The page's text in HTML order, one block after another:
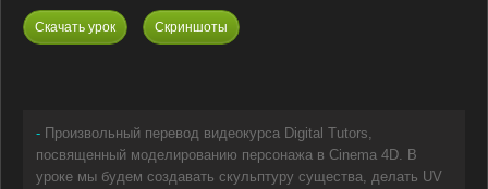
Скачать урок Скриншоты
- Произвольный перевод видеокурса Digital Tutors,
посвященный моделированию персонажа в Cinema 4D. В
уроке мы будем создавать скульптуру существа, делать UV